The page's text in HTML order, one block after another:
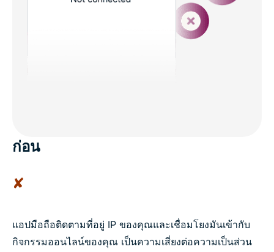
ก่อน
✘
แอปมือถือติดตามที่อยู่ IP ของคุณและเชื่อมโยงมันเข้ากับ
กิจกรรมออนไลน์ของคุณ เป็นความเสี่ยงต่อความเป็นส่วน